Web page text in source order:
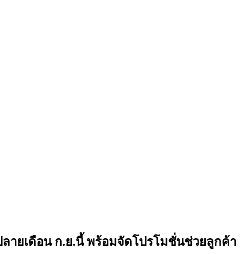
ายเดือน ก.ย.นี้ พร้อมจัดโปรโมชั่นช่วยลูกค้า